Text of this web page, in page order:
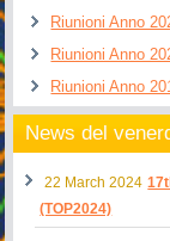
Riunioni Anno
Riunioni Anno
Riunioni Anno
News del
22 March 2024
(TOP2024)